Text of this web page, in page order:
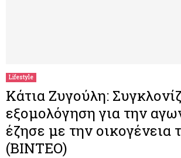
Lifestyle
Κάτια Ζυγούλη:
εξομολόγηση για την
έζησε με την οικογένεια
(ΒΙΝΤΕΟ)